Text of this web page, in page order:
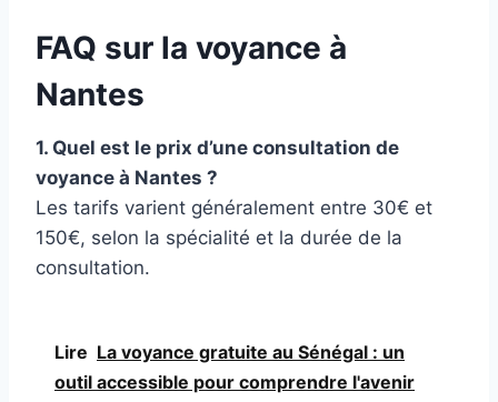
FAQ sur la voyance à
Nantes
1. Quel est le prix d’une consultation de
voyance à Nantes ?
Les tarifs varient généralement entre 30€ et
150€, selon la spécialité et la durée de la
consultation.
Lire La voyance gratuite au Sénégal : un
outil accessible pour comprendre l'avenir